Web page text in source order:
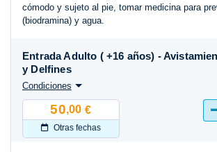
cómodo y sujeto al pie, tomar medicina para
(biodramina) y agua.
50,00 €
Otras fechas
Entrada Adulto ( +16 años) -
y Delfines
Condiciones
-